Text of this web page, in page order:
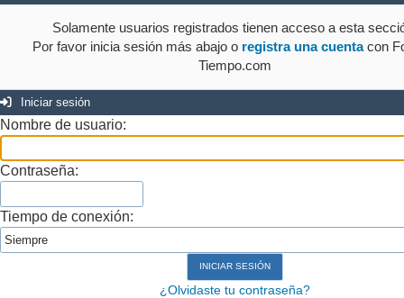
Solamente usuarios registrados tienen acceso a esta
Por favor inicia sesión más abajo o registra una cuentacon
Tiempo.com
Iniciar sesión
Nombre de usuario:
Contraseña:
Tiempo de conexión:
¿Olvidaste tu contraseña?